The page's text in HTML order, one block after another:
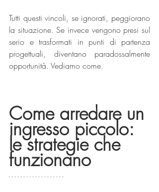
Tutti questi vincoli, se ignorati, peggiorano
la situazione. Se invece vengono presi sul
serio e trasformati in punti di partenza
progettuali, diventano paradossalmente
opportunità. Vediamo come.
Come arredare un
ingresso piccolo:
le strategie che
funzionano